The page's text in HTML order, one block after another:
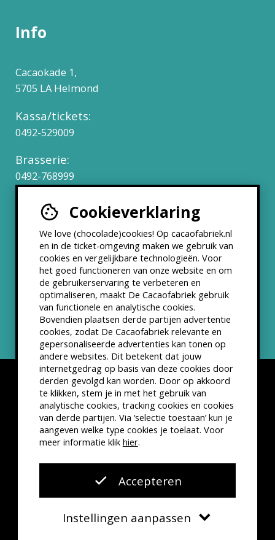
Cookieverklaring
We love (chocolade)cookies! Op cacaofabriek.nl
en in de ticket-omgeving maken we gebruik van
cookies en vergelijkbare technologieën. Voor
het goed functioneren van onze website en om
de gebruikerservaring te verbeteren en
optimaliseren, maakt De Cacaofabriek gebruik
van functionele en analytische cookies.
Bovendien plaatsen derde partijen advertentie
cookies, zodat De Cacaofabriek relevante en
gepersonaliseerde advertenties kan tonen op
andere websites. Dit betekent dat jouw
internetgedrag op basis van deze cookies door
derden gevolgd kan worden. Door op akkoord
te klikken, stem je in met het gebruik van
analytische cookies, tracking cookies en cookies
van derde partijen. Via ‘selectie toestaan’ kun je
aangeven welke type cookies je toelaat. Voor
meer informatie klik hier.
Accepteren
Instellingen aanpassen
Info
Cacaokade 1,
5705 LA Helmond
Kassa/tickets:
0492-529009
Brasserie:
0492-768999
Werken bij
Partners & Samenwerkingen
ANBI status
Nieuwsbrief
Disclaimer Privacyverklaring
Kleine lettertjes
VSCD Bezoekersvoorwaarden
Website doorThe Cre8ion.Lab